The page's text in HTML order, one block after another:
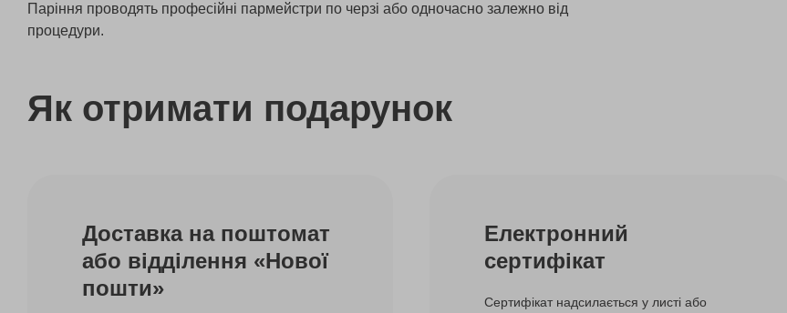
Паріння проводять професійні пармейстри по черзі або одночасно залежно від
процедури.
Як отримати подарунок
Доставка на поштомат
або відділення «Нової
пошти»
Електронний
сертифікат
Сертифікат надсилається у листі або